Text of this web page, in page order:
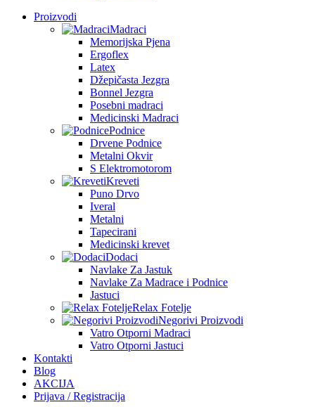
Proizvodi
Madraci
Memorijska Pjena
Ergoflex
Latex
Džepičasta Jezgra
Bonnel Jezgra
Posebni madraci
Medicinski Madraci
Podnice
Drvene Podnice
Metalni Okvir
S Elektromotorom
Kreveti
Puno Drvo
Iveral
Metalni
Tapecirani
Medicinski krevet
Dodaci
Navlake Za Jastuk
Navlake Za Madrace i Podnice
Jastuci
Relax Fotelje
Negorivi Proizvodi
Vatro Otporni Madraci
Vatro Otporni Jastuci
Kontakti
Blog
AKCIJA
Prijava / Registracija